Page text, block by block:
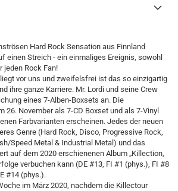
Hard Rock Sensation aus Finnland
einen Streich - ein einmaliges Ereignis, sowohl
jeden Rock Fan!
vor uns und zweifelsfrei ist das so einzigartig
ihre ganze Karriere. Mr. Lordi und seine Crew
eines 7-Alben-Boxsets an. Die
26. November als 7-CD Boxset und als 7-Vinyl
Farbvarianten erscheinen. Jedes der neuen
Genre (Hard Rock, Disco, Progressive Rock,
Speed Metal & Industrial Metal) und das
auf dem 2020 erschienenen Album „Killection,
verbuchen kann (DE #13, FI #1 (phys.), FI #8
#14 (phys.).
im März 2020, nachdem die Killectour